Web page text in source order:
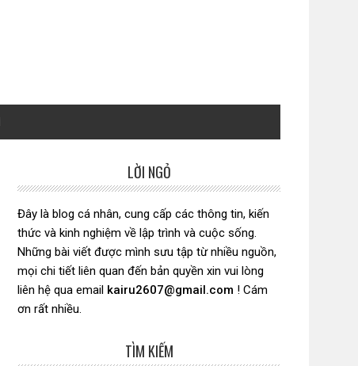
chính
LỜI NGỎ
Đây là blog cá nhân, cung cấp các thông tin, kiến
thức và kinh nghiệm về lập trình và cuộc sống.
Những bài viết được mình sưu tập từ nhiều nguồn,
mọi chi tiết liên quan đến bản quyền xin vui lòng
liên hệ qua email kairu2607@gmail.com ! Cám
ơn rất nhiều.
TÌM KIẾM